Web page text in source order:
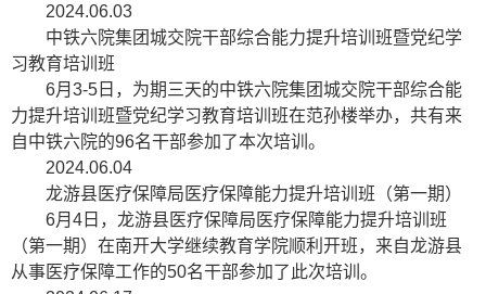
2024.06.03
中铁六院集团城交院干部综合能力提升培训班暨党纪学
习教育培训班
6月3-5日，为期三天的中铁六院集团城交院干部综合能
力提升培训班暨党纪学习教育培训班在范孙楼举办，共有来
自中铁六院的96名干部参加了本次培训。
2024.06.04
龙游县医疗保障局医疗保障能力提升培训班（第一期）
6月4日，龙游县医疗保障局医疗保障能力提升培训班
（第一期）在南开大学继续教育学院顺利开班，来自龙游县
从事医疗保障工作的50名干部参加了此次培训。